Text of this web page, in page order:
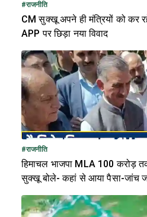
#राजनीति
CM सुक्खू अपने ही मंत्रियों को कर
APP पर छिड़ा नया विवाद
#राजनीति
हिमाचल भाजपा MLA 100 करोड़
सुक्खू बोले- कहां से आया पैसा-जांच